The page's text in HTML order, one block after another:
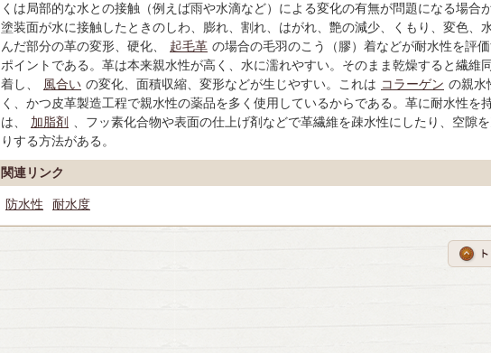
くは局部的な水との接触（例えば雨や水滴など）による変化の有無が問題になる場合
塗装面が水に接触したときのしわ、膨れ、割れ、はがれ、艶の減少、くもり、変色、
んだ部分の革の変形、硬化、
起毛革 の場合の毛羽のこう（膠）着などが耐水性を評
ポイントである。革は本来親水性が高く、水に濡れやすい。そのまま乾燥すると繊維
着し、
風合い の変化、面積収縮、変形などが生じやすい。これは コラーゲン の親水
く、かつ皮革製造工程で親水性の薬品を多く使用しているからである。革に耐水性を
は、
加脂剤
、フッ素化合物や表面の仕上げ剤などで革繊維を疎水性にしたり、空隙
りする方法がある。
関連リンク
防水性 耐水度